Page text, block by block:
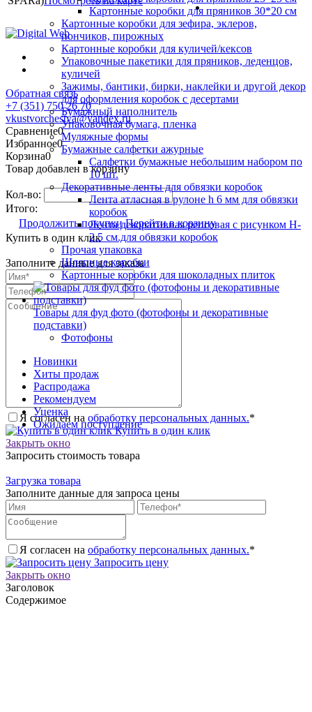
Картонные коробки для пряников 30*20 см
Картонные коробки для зефира, эклеров,
пончиков, пирожных
Картонные коробки для куличей/кексов
Упаковочные пакетики для пряников, леденцов,
куличей
Зажимы, бантики, бирки, наклейки и другой декор
для оформления коробок с десертами
Бумажный наполнитель
Упаковочная бумага, пленка
Муляжные формы
Бумажные салфетки ажурные
Салфетки бумажные небольшим набором по
10 шт.
Декоративные ленты для обвязки коробок
Лента атласная в рулоне h 6 мм для обвязки
коробок
Лента декоративная репсовая с рисунком H-
2.5 см.для обвязки коробок
Прочая упаковка
Шляпные коробки
Картонные коробки для шоколадных плиток
Товары для фуд фото (фотофоны и декоративные
подставки)
Фотофоны
Новинки
Хиты продаж
Распродажа
Рекомендуем
Уценка
Ожидаем поступление
Обратная связь
+7 (351) 750 26 70
vkustvorchestva@yandex.ru
Сравнение0
Избранное0
Корзина0
Товар добавлен в корзину
Кол-во:
Итого:
Продолжить покупки Перейти в корзину
Купить в один клик
Заполните данные для заказа
Я согласен на обработку персональных данных.*
Купить в один клик
Закрыть окно
Запросить стоимость товара
Загрузка товара
Заполните данные для запроса цены
Я согласен на обработку персональных данных.*
Запросить цену
Закрыть окно
Заголовок
Содержимое